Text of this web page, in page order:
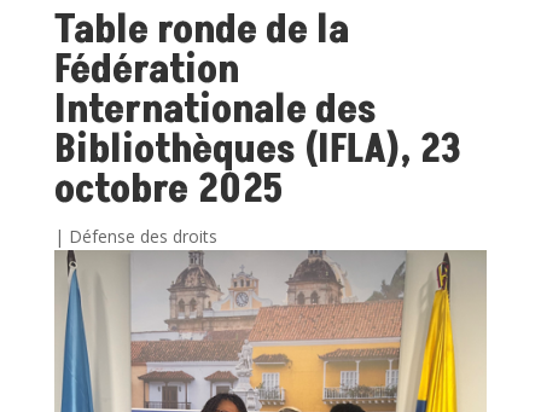
Table ronde de la
Fédération
Internationale des
Bibliothèques (IFLA), 23
octobre 2025
| Défense des droits